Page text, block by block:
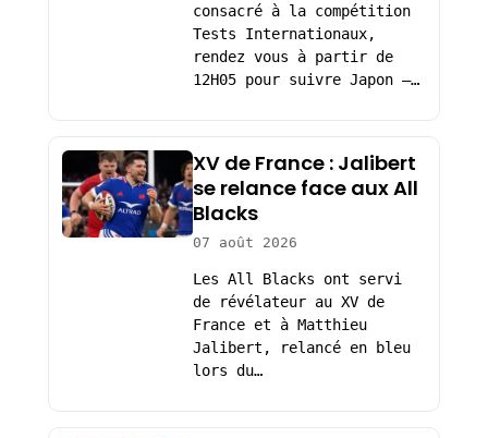
consacré à la compétition
Tests Internationaux,
rendez vous à partir de
12H05 pour suivre Japon –…
XV de France : Jalibert
se relance face aux All
Blacks
07 août 2026
Les All Blacks ont servi
de révélateur au XV de
France et à Matthieu
Jalibert, relancé en bleu
lors du…